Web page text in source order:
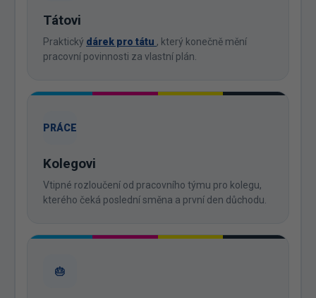
Tátovi
Praktický dárek pro tátu , který konečně mění
pracovní povinnosti za vlastní plán.
PRÁCE
Kolegovi
Vtipné rozloučení od pracovního týmu pro kolegu,
kterého čeká poslední směna a první den důchodu.
🎂